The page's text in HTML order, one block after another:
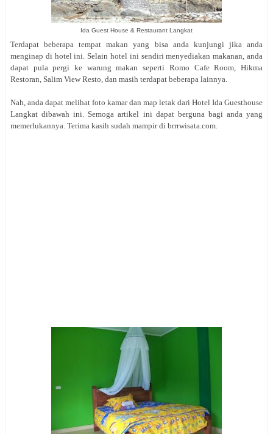
Ida Guest House & Restaurant Langkat
Terdapat beberapa tempat makan yang bisa anda kunjungi jika anda
menginap di hotel ini. Selain hotel ini sendiri menyediakan makanan, anda
dapat pula pergi ke warung makan seperti Romo Cafe Room, Hikma
Restoran, Salim View Resto, dan masih terdapat beberapa lainnya.
Nah, anda dapat melihat foto kamar dan map letak dari Hotel Ida Guesthouse
Langkat dibawah ini. Semoga artikel ini dapat berguna bagi anda yang
memerlukannya. Terima kasih sudah mampir di brrrwisata.com.